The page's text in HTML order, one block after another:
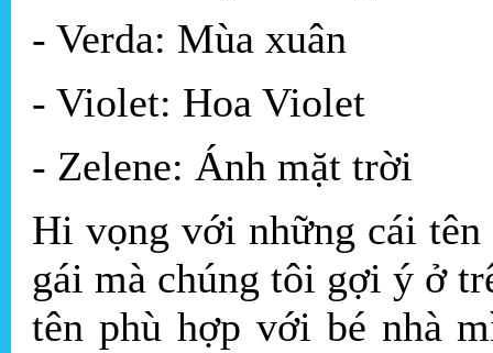
- Verda: Mùa xuân
- Violet: Hoa Violet
- Zelene: Ánh mặt trời
Hi vọng với những cái
gái mà chúng tôi gợi ý ở
tên phù hợp với bé nhà